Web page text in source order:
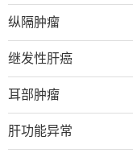
纵隔肿瘤
继发性肝癌
耳部肿瘤
肝功能异常